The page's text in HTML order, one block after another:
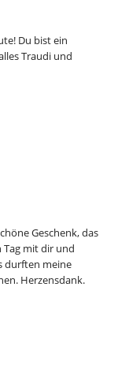
Du bist ein
Traudi und
Geschenk, das
Tag mit dir und
durften meine
Herzensdank.